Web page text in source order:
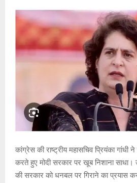
कांग्रेस की राष्ट्रीय महासचिव प्रियंका गांधी
करते हुए मोदी सरकार पर खूब निशाना साधा।
की सरकार को धनबल पर गिराने का प्रयास